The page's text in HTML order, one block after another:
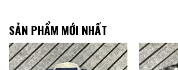
SẢN PHẨM MỚI NHẤT